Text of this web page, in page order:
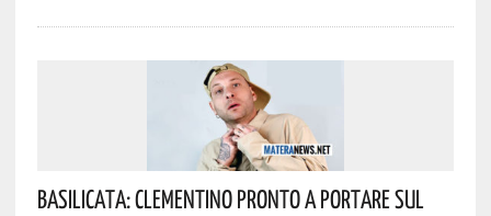
Basilicata: Clementino Pronto A Portare Sul